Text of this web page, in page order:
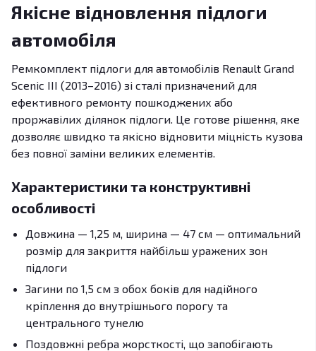
Якісне відновлення підлоги
автомобіля
Ремкомплект підлоги для автомобілів Renault Grand
Scenic III (2013–2016) зі сталі призначений для
ефективного ремонту пошкоджених або
проржавілих ділянок підлоги. Це готове рішення, яке
дозволяє швидко та якісно відновити міцність кузова
без повної заміни великих елементів.
Характеристики та конструктивні
особливості
Довжина — 1,25 м, ширина — 47 см — оптимальний
розмір для закриття найбільш уражених зон
підлоги
Загини по 1,5 см з обох боків для надійного
кріплення до внутрішнього порогу та
центрального тунелю
Поздовжні ребра жорсткості, що запобігають